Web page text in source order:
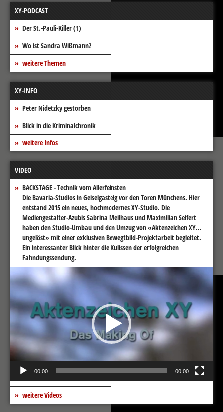
XY-PODCAST
Der St.-Pauli-Killer (1)
Wo ist Sandra Wißmann?
weitere Themen
XY-INFO
Peter Nidetzky gestorben
Blick in die Kriminalchronik
weitere Infos
VIDEO
BACKSTAGE - Technik vom Allerfeinsten
Die Bavaria-Studios in Geiselgasteig vor den Toren Münchens. Hier
entstand 2015 ein neues, hochmodernes XY-Studio. Die
Mediengestalter-Azubis Sabrina Meilhaus und Maximilian Seifert
haben den Studio-Umbau und den Umzug von «Aktenzeichen XY...
ungelöst» mit einer exklusiven Bewegtbild-Projektarbeit begleitet.
Ein interessanter Blick hinter die Kulissen der erfolgreichen
Fahndungssendung.
Video-
Player
00:00 00:00
weitere Videos